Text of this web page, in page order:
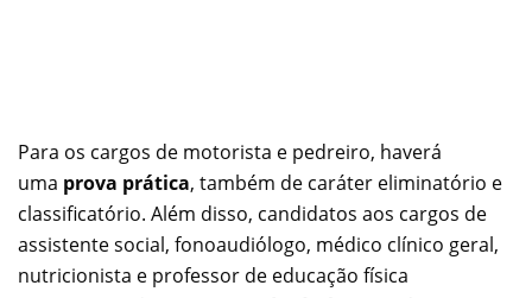
Para os cargos de motorista e pedreiro, haverá
uma prova prática, também de caráter eliminatório e
classificatório. Além disso, candidatos aos cargos de
assistente social, fonoaudiólogo, médico clínico geral,
nutricionista e professor de educação física